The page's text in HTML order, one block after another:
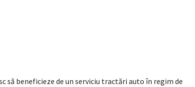
să beneficieze de un serviciu tractări auto în regim de